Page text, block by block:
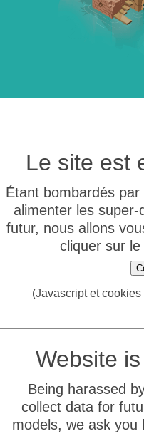
Le site est
Étant bombardés
alimenter les super-
futur, nous allons
cliquer sur
(Javascript et
Website
Being harassed
collect data for
models, we ask you